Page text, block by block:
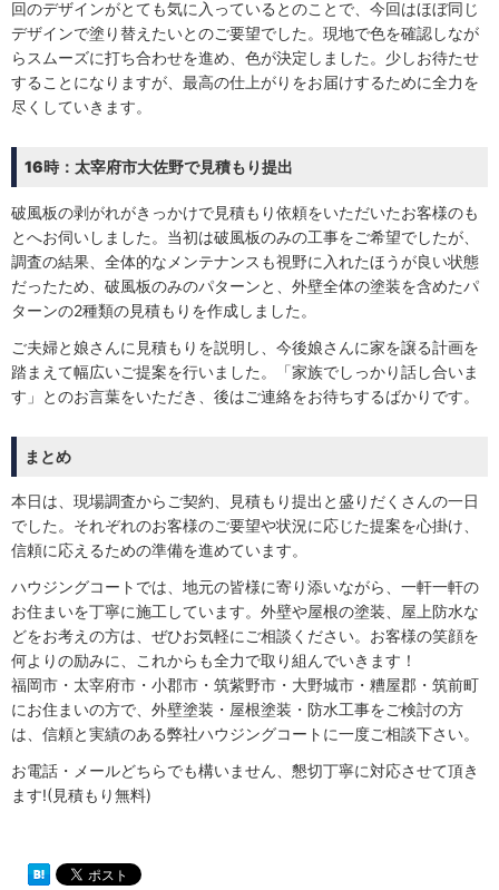
回のデザインがとても気に入っているとのことで、今回はほぼ同じ
デザインで塗り替えたいとのご要望でした。現地で色を確認しなが
らスムーズに打ち合わせを進め、色が決定しました。少しお待たせ
することになりますが、最高の仕上がりをお届けするために全力を
尽くしていきます。
16時：太宰府市大佐野で見積もり提出
破風板の剥がれがきっかけで見積もり依頼をいただいたお客様のも
とへお伺いしました。当初は破風板のみの工事をご希望でしたが、
調査の結果、全体的なメンテナンスも視野に入れたほうが良い状態
だったため、破風板のみのパターンと、外壁全体の塗装を含めたパ
ターンの2種類の見積もりを作成しました。
ご夫婦と娘さんに見積もりを説明し、今後娘さんに家を譲る計画を
踏まえて幅広いご提案を行いました。「家族でしっかり話し合いま
す」とのお言葉をいただき、後はご連絡をお待ちするばかりです。
まとめ
本日は、現場調査からご契約、見積もり提出と盛りだくさんの一日
でした。それぞれのお客様のご要望や状況に応じた提案を心掛け、
信頼に応えるための準備を進めています。
ハウジングコートでは、地元の皆様に寄り添いながら、一軒一軒の
お住まいを丁寧に施工しています。外壁や屋根の塗装、屋上防水な
どをお考えの方は、ぜひお気軽にご相談ください。お客様の笑顔を
何よりの励みに、これからも全力で取り組んでいきます！
福岡市・太宰府市・小郡市・筑紫野市・大野城市・糟屋郡・筑前町
にお住まいの方で、外壁塗装・屋根塗装・防水工事をご検討の方
は、信頼と実績のある弊社ハウジングコートに一度ご相談下さい。
お電話・メールどちらでも構いません、懇切丁寧に対応させて頂き
ます!(見積もり無料)